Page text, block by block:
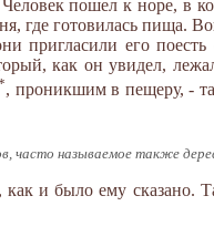
пошел к норе, в
где готовилась пища.
пригласили его
как он увидел,
, проникшим в пещеру, -
часто называемое также
как и было ему